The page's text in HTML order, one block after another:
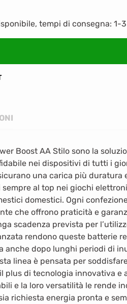
inserisci la
tempi di consegna: 1-
Boost AA Stilo sono la
nei dispositivi di tutti i
una carica più duratura
al top nei giochi
domestici. Ogni
che offrono praticità e
scadenza prevista per
rendono queste batterie
anche dopo lunghi periodi di
linea è pensata per
plus di tecnologia innovativa e
e la loro versatilità le rende
richiesta energia pronta e